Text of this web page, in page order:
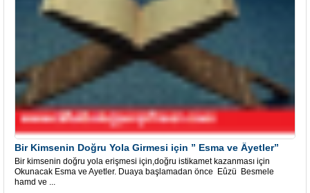
Bir Kimsenin Doğru Yola Girmesi için ” Esma ve Âyetler”
Bir kimsenin doğru yola erişmesi için,doğru istikamet kazanması için
Okunacak Esma ve Ayetler. Duaya başlamadan önce Eûzü Besmele
hamd ve ...